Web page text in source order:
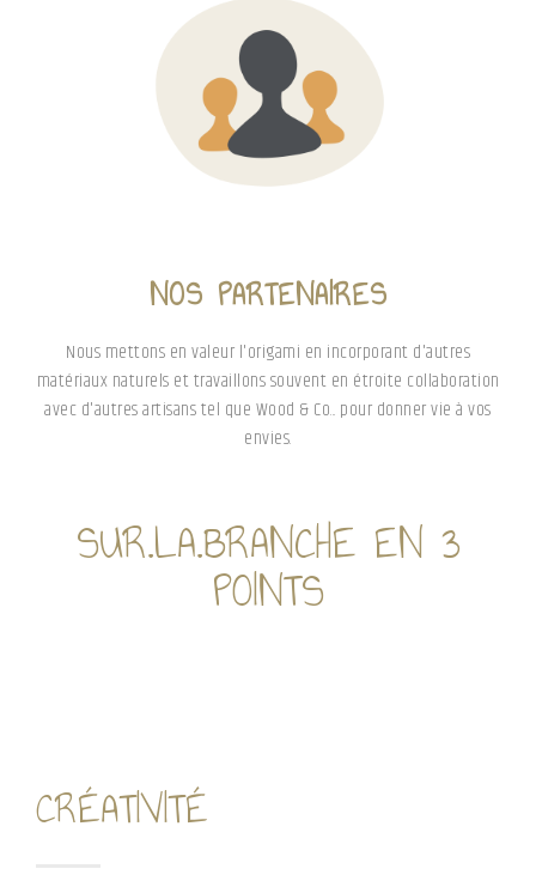
NOS PARTENAIRES
Nous mettons en valeur l'origami en incorporant d'autres
matériaux naturels et travaillons souvent en étroite collaboration
avec d'autres artisans tel que Wood & Co... pour donner vie à vos
envies.
SUR.LA.BRANCHE EN 3
POINTS
CRÉATIVITÉ